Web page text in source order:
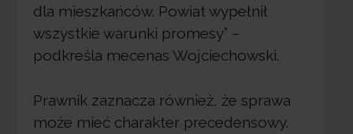
dla mieszkańców. Powiat wypełnił
wszystkie warunki promesy” –
podkreśla mecenas Wojciechowski.
Prawnik zaznacza również, że sprawa
może mieć charakter precedensowy.